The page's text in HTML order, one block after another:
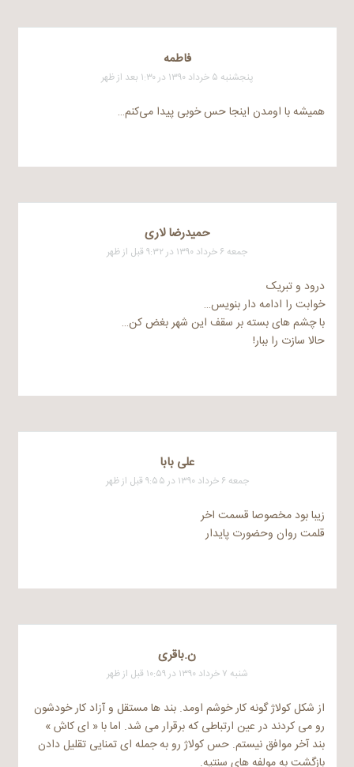
فاطمه
پنجشنبه ۵ خرداد ۱۳۹۰ در ۱:۳۰ بعد از ظهر
همیشه با اومدن اینجا حس خوبی پیدا می‌کنم…
حمیدرضا لاری
جمعه ۶ خرداد ۱۳۹۰ در ۹:۳۲ قبل از ظهر
درود و تبریک
خوابت را ادامه دار بنویس…
با چشم های بسته بر سقف این شهر بغض کن…
حالا سازت را ببار!
علی بابا
جمعه ۶ خرداد ۱۳۹۰ در ۹:۵۵ قبل از ظهر
زیبا بود مخصوصا قسمت اخر
قلمت روان وحضورت پایدار
ن.باقری
شنبه ۷ خرداد ۱۳۹۰ در ۱۰:۵۹ قبل از ظهر
از شکل کولاژ گونه کار خوشم اومد. بند ها مستقل و آزاد کار خودشون
رو می کردند در عین ارتباطی که برقرار می شد. اما با « ای کاش »
بند آخر موافق نیستم. حس کولاژ رو به جمله ای تمنایی تقلیل دادن